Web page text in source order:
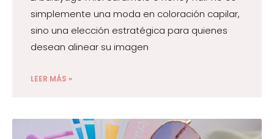
simplemente una moda en coloración capilar,
sino una elección estratégica para quienes
desean alinear su imagen
LEER MÁS »